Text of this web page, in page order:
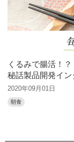
くるみで腸活！
秘話製品開発イン
2020年09月01日
朝食